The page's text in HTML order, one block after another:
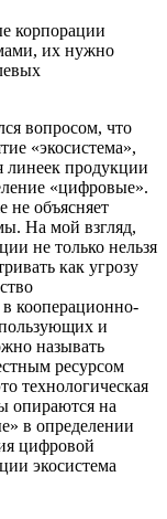
корпорации
их нужно
вопросом, что
«экосистема»,
линеек продукции
«цифровые».
не объясняет
На мой взгляд,
не только нельзя
как угрозу
кооперационно-
и
называть
ресурсом
технологическая
опираются на
в определении
цифровой
экосистема